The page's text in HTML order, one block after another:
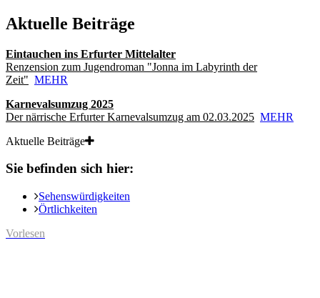
Aktuelle Beiträge
Eintauchen ins Erfurter Mittelalter
Renzension zum Jugendroman "Jonna im Labyrinth der
Zeit" MEHR
Karnevalsumzug 2025
Der närrische Erfurter Karnevalsumzug am 02.03.2025 MEHR
Aktuelle Beiträge
Sie befinden sich hier:
Sehenswürdigkeiten
Örtlichkeiten
Vorlesen